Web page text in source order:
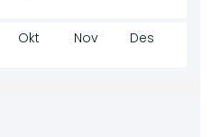
Okt Nov Des